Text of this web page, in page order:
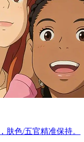
肤色/五官精准保持。